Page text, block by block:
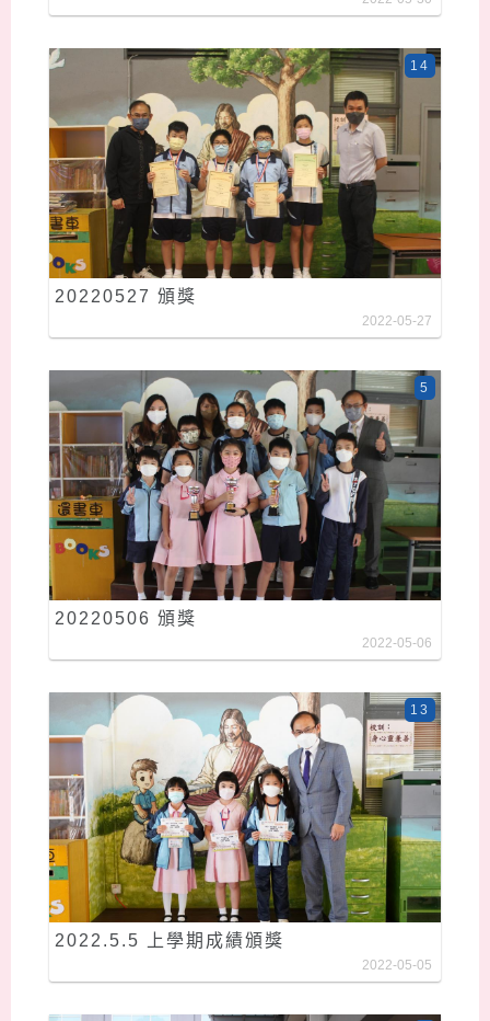
20220527 頒獎
14
2022-05-27
20220506 頒獎
5
2022-05-06
2022.5.5 上學期成績頒獎
13
2022-05-05